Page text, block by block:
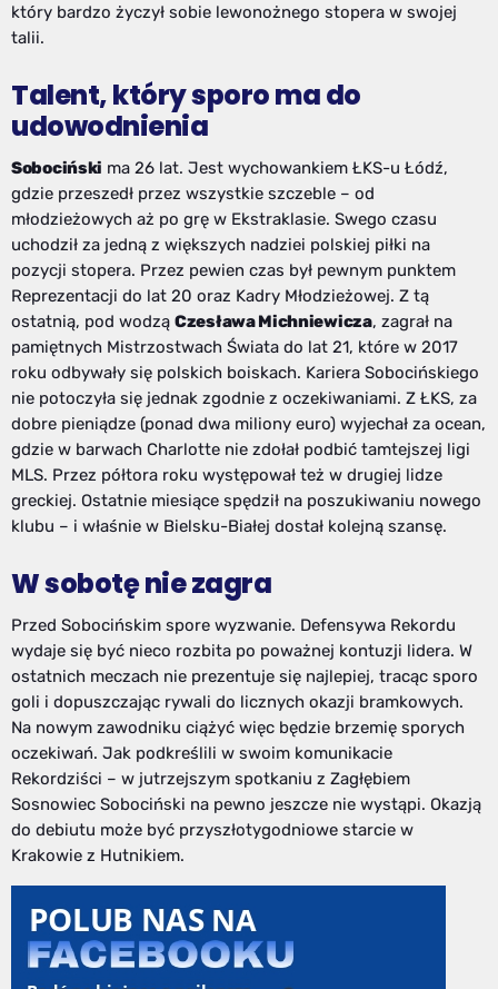
który bardzo życzył sobie lewonożnego stopera w swojej
talii.
Talent, który sporo ma do
udowodnienia
Sobociński ma 26 lat. Jest wychowankiem ŁKS-u Łódź,
gdzie przeszedł przez wszystkie szczeble – od
młodzieżowych aż po grę w Ekstraklasie. Swego czasu
uchodził za jedną z większych nadziei polskiej piłki na
pozycji stopera. Przez pewien czas był pewnym punktem
Reprezentacji do lat 20 oraz Kadry Młodzieżowej. Z tą
ostatnią, pod wodzą Czesława Michniewicza, zagrał na
pamiętnych Mistrzostwach Świata do lat 21, które w 2017
roku odbywały się polskich boiskach. Kariera Sobocińskiego
nie potoczyła się jednak zgodnie z oczekiwaniami. Z ŁKS, za
dobre pieniądze (ponad dwa miliony euro) wyjechał za ocean,
gdzie w barwach Charlotte nie zdołał podbić tamtejszej ligi
MLS. Przez półtora roku występował też w drugiej lidze
greckiej. Ostatnie miesiące spędził na poszukiwaniu nowego
klubu – i właśnie w Bielsku-Białej dostał kolejną szansę.
W sobotę nie zagra
Przed Sobocińskim spore wyzwanie. Defensywa Rekordu
wydaje się być nieco rozbita po poważnej kontuzji lidera. W
ostatnich meczach nie prezentuje się najlepiej, tracąc sporo
goli i dopuszczając rywali do licznych okazji bramkowych.
Na nowym zawodniku ciążyć więc będzie brzemię sporych
oczekiwań. Jak podkreślili w swoim komunikacie
Rekordziści – w jutrzejszym spotkaniu z Zagłębiem
Sosnowiec Sobociński na pewno jeszcze nie wystąpi. Okazją
do debiutu może być przyszłotygodniowe starcie w
Krakowie z Hutnikiem.